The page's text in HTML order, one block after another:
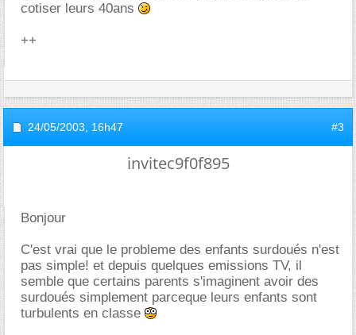
cotiser leurs 40ans
++
24/05/2003, 16h47 #3
invitec9f0f895
Bonjour
C'est vrai que le probleme des enfants surdoués n'est
pas simple! et depuis quelques emissions TV, il
semble que certains parents s'imaginent avoir des
surdoués simplement parceque leurs enfants sont
turbulents en classe